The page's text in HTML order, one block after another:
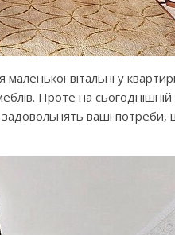
вітальні у
Проте на
ваші